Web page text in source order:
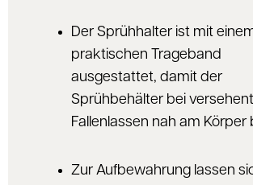
Der Sprühhalter ist mit
praktischen Trageband
ausgestattet, damit der
Sprühbehälter bei
Fallenlassen nah am Körper
Zur Aufbewahrung lassen